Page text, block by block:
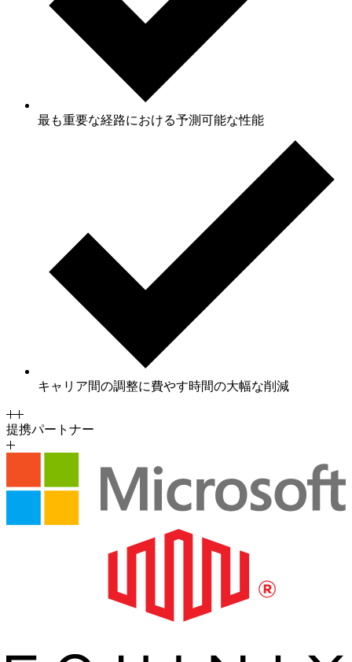
最も重要な経路における予測可能な性能
キャリア間の調整に費やす時間の大幅な削減
提携パートナー